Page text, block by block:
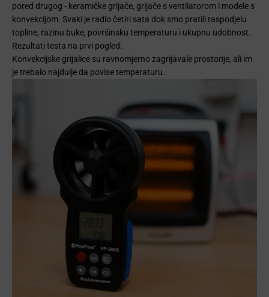
pored drugog - keramičke grijače, grijače s ventilatorom i modele s
konvekcijom. Svaki je radio četiri sata dok smo pratili raspodjelu
topline, razinu buke, površinsku temperaturu i ukupnu udobnost.
Rezultati testa na prvi pogled:
Konvekcijske grijalice su ravnomjerno zagrijavale prostorije, ali im
je trebalo najdulje da povise temperaturu.